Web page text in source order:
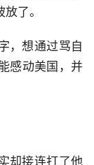
了。
，想通过骂自
感动美国，并
却接连打了他